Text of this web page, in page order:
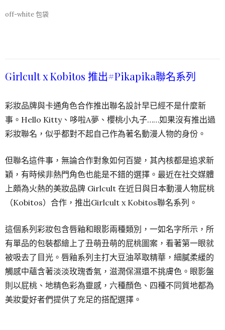
off-white 包袋
Girlcult x Kobitos 推出#Pikapika聯名系列
彩妝品牌與卡通角色合作推出聯名設計早已經不是什麼新
事。Hello Kitty、哆啦A夢、櫻桃小丸子……如果沒有推出過
彩妝聯名，似乎都對不起自己作為著名動漫人物的身份。
但聯名這件事，無論合作對象如何百變，其內核都是追求新
穎，有時候非熱門角色也能是不錯的選擇。最近在社交媒體
上頗為火熱的美妝品牌 Girlcult 在近日與日本動漫人物屁桃
（Kobitos）合作，推出Girlcult x Kobitos聯名系列。
這個系列彩妝包含唇釉和眼影兩種類別，一如名字所示，所
有單品的包裝都繪上了丑萌丑萌的屁桃圖案，看著第一眼就
被吸去了目光。唇釉系列主打大豆油萃取精華，細膩柔緩的
觸感中蘊含著淡淡玫瑰香氣，滋潤保濕還不挑膚色。眼影盤
則以屁桃、地精色彩為靈感，六種顏色、四種不同質地都為
美妝愛好者們提供了充足的搭配選擇。